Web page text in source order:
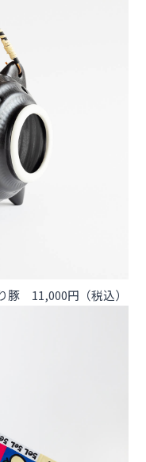
11,000円（税込）